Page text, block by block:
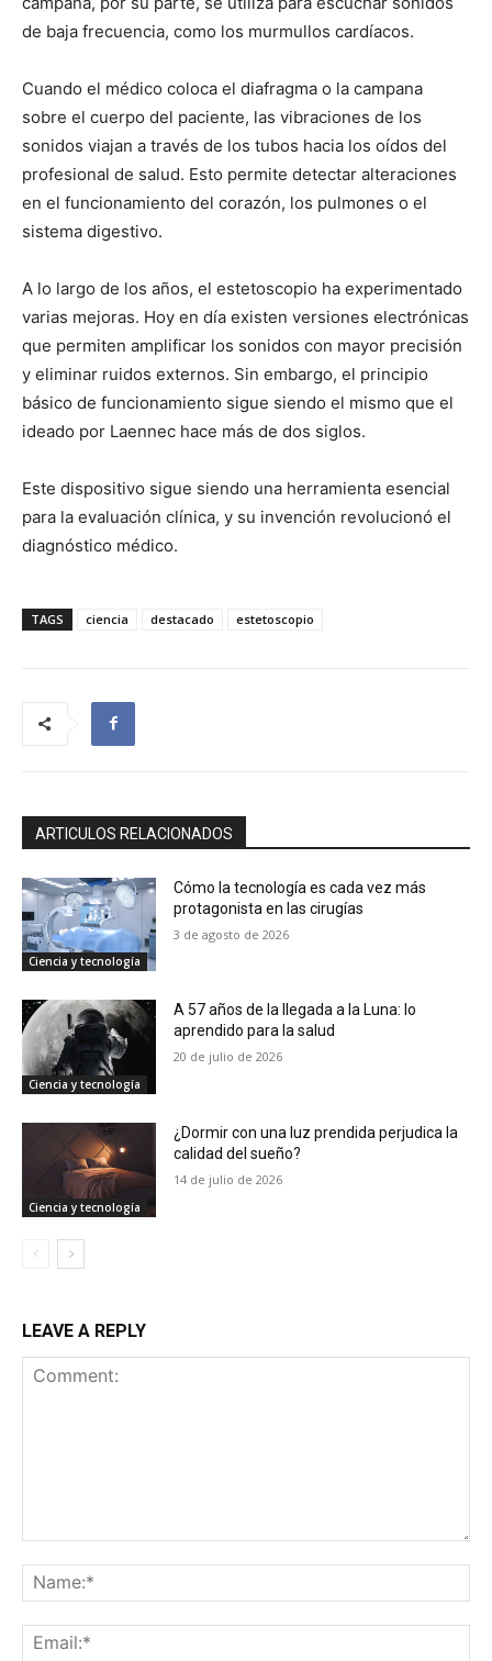
de baja frecuencia, como los murmullos cardíacos.
Cuando el médico coloca el diafragma o la campana
sobre el cuerpo del paciente, las vibraciones de los
sonidos viajan a través de los tubos hacia los oídos del
profesional de salud. Esto permite detectar alteraciones
en el funcionamiento del corazón, los pulmones o el
sistema digestivo.
A lo largo de los años, el estetoscopio ha experimentado
varias mejoras. Hoy en día existen versiones electrónicas
que permiten amplificar los sonidos con mayor precisión
y eliminar ruidos externos. Sin embargo, el principio
básico de funcionamiento sigue siendo el mismo que el
ideado por Laennec hace más de dos siglos.
Este dispositivo sigue siendo una herramienta esencial
para la evaluación clínica, y su invención revolucionó el
diagnóstico médico.
TAGS ciencia destacado estetoscopio
ARTICULOS RELACIONADOS
Ciencia y tecnología
Cómo la tecnología es cada vez más
protagonista en las cirugías
3 de agosto de 2026
Ciencia y tecnología
A 57 años de la llegada a la Luna: lo
aprendido para la salud
20 de julio de 2026
Ciencia y tecnología
¿Dormir con una luz prendida perjudica la
calidad del sueño?
14 de julio de 2026
LEAVE A REPLY